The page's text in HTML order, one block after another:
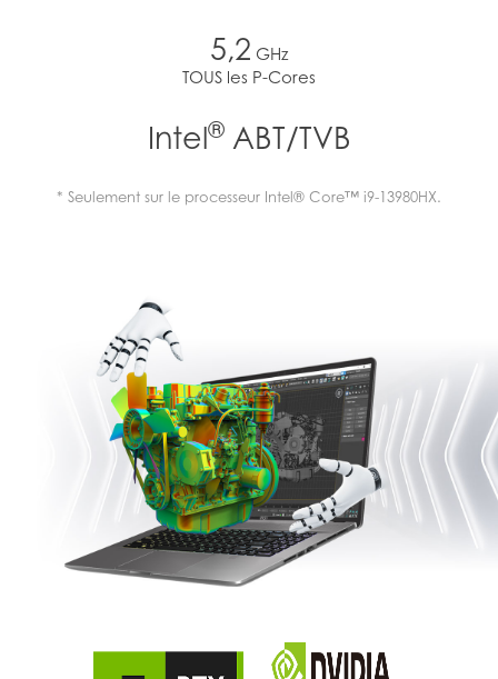
5,2 GHz
TOUS les P-Cores
Intel®ABT/TVB
* Seulement sur le processeur Intel® Core™ i9-13980HX.